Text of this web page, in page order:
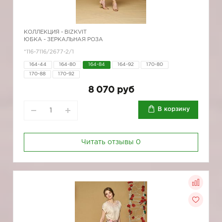
КОЛЛЕКЦИЯ - BIZKVIT
ЮБКА - ЗЕРКАЛЬНАЯ РОЗА
*116-7116/2677-2/1
164-44 164-80 164-84 164-92 170-80
170-88 170-92
8 070 руб
В корзину
Читать отзывы 0